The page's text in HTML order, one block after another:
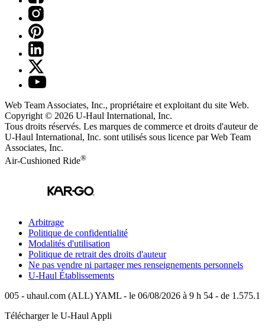
Web Team Associates, Inc., propriétaire et exploitant du site Web.
Copyright © 2026 U-Haul International, Inc.
Tous droits réservés. Les marques de commerce et droits d'auteur de
U-Haul International, Inc. sont utilisés sous licence par Web Team
Associates, Inc.
Air-Cushioned Ride®
Arbitrage
Politique de confidentialité
Modalités d'utilisation
Politique de retrait des droits d'auteur
Ne pas vendre ni partager mes renseignements personnels
U-Haul Établissements
005 - uhaul.com (ALL) YAML - le 06/08/2026 à 9 h 54 - de 1.575.1
Télécharger le U-Haul Appli